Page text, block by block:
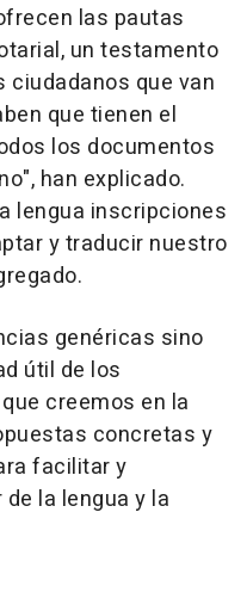
las pautas
un testamento
ciudadanos que van
que tienen el
los documentos
han explicado.
lengua inscripciones
y traducir nuestro
genéricas sino
útil de los
creemos en la
concretas y
facilitar y
la lengua y la